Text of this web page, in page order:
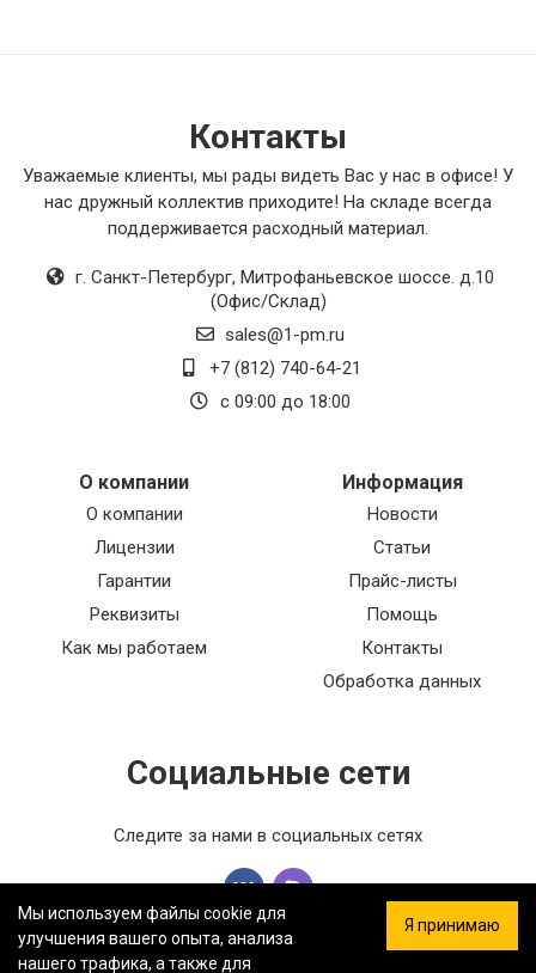
Контакты
Уважаемые клиенты, мы рады видеть Вас у нас в офисе! У
нас дружный коллектив приходите! На складе всегда
поддерживается расходный материал.
г. Санкт-Петербург, Митрофаньевское шоссе. д.10
(Офис/Склад)
sales@1-pm.ru
+7 (812) 740-64-21
с 09:00 до 18:00
О компании
О компании
Лицензии
Гарантии
Реквизиты
Как мы работаем
Информация
Новости
Статьи
Прайс-листы
Помощь
Контакты
Обработка данных
Социальные сети
Следите за нами в социальных сетях
Мы используем файлы cookie для
улучшения вашего опыта, анализа
нашего трафика, а также для
Я принимаю